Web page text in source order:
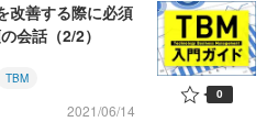
改善する際に必須
会話（2/2）
TBM
2021/06/14
0